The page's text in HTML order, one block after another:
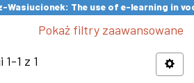
Wasiucionek: The use of e-learning in
Pokaż filtry zaawansowane
1 z 1